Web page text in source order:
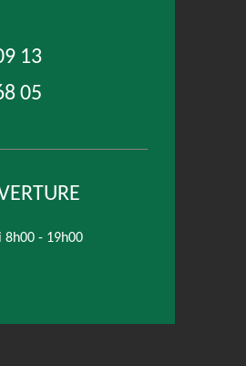
13
05
8h00 - 19h00